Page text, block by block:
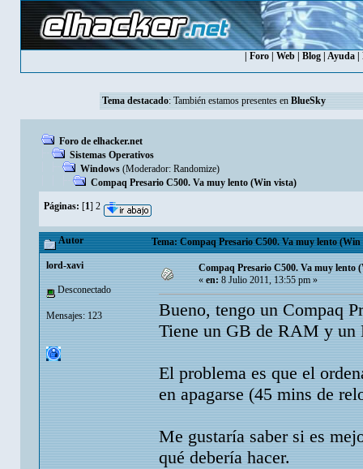
Foro| Web| Blog| Ayuda|
Tema destacado: También estamos presentes en BlueSky
Foro de elhacker.net
Sistemas Operativos
Windows (Moderador: Randomize)
Compaq Presario C500. Va muy lento (Win vista)
Páginas: [1] 2
Autor Tema: Compaq Presario C500. Va muy lento (Win
lord-xavi
Desconectado
Mensajes: 123
Compaq Presario C500. Va muy lento
«en:8 Julio 2011, 13:55 pm »
Bueno, tengo un Compaq
Tiene un GB de RAM y
El problema es que el
en apagarse (45 mins de
Me gustaría saber si es
qué debería hacer.